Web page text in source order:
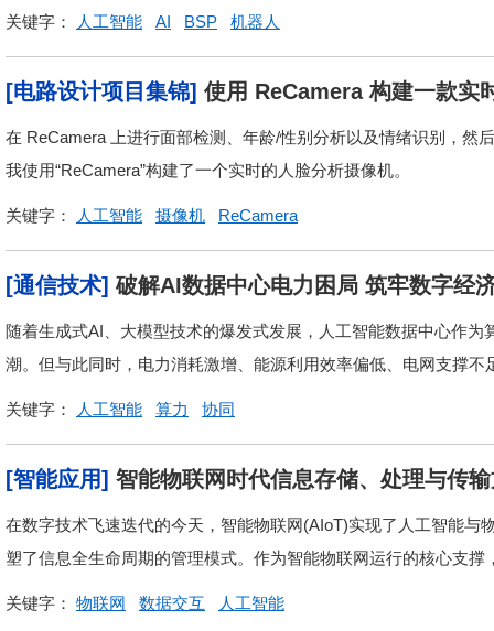
关键字： 人工智能 AI BSP 机器人
[电路设计项目集锦] 使用 ReCamera 构建一款实
在 ReCamera 上进行面部检测、年龄/性别分析以及情绪识别，然
我使用“ReCamera”构建了一个实时的人脸分析摄像机。
关键字： 人工智能 摄像机 ReCamera
[通信技术] 破解AI数据中心电力困局 筑牢数字经
随着生成式AI、大模型技术的爆发式发展，人工智能数据中心作
潮。但与此同时，电力消耗激增、能源利用效率偏低、电网支撑
关键字： 人工智能 算力 协同
[智能应用] 智能物联网时代信息存储、处理与传
在数字技术飞速迭代的今天，智能物联网(AIoT)实现了人工智能与
塑了信息全生命周期的管理模式。作为智能物联网运行的核心支
关键字： 物联网 数据交互 人工智能